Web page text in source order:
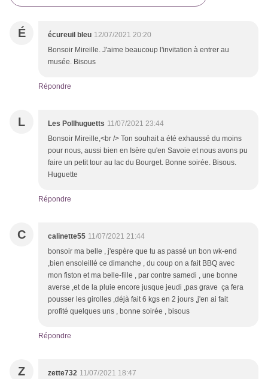
É écureuil bleu 12/07/2021 20:20
Bonsoir Mireille. J'aime beaucoup l'invitation à entrer au
musée. Bisous
Répondre
L Les Pollhuguetts 11/07/2021 23:44
Bonsoir Mireille,<br /> Ton souhait a été exhaussé du moins
pour nous, aussi bien en Isère qu'en Savoie et nous avons pu
faire un petit tour au lac du Bourget. Bonne soirée. Bisous.
Huguette
Répondre
C calinette55 11/07/2021 21:44
bonsoir ma belle , j'espère que tu as passé un bon wk-end
,bien ensoleillé ce dimanche , du coup on a fait BBQ avec
mon fiston et ma belle-fille , par contre samedi , une bonne
averse ,et de la pluie encore jusque jeudi ,pas grave ça fera
pousser les girolles ,déjà fait 6 kgs en 2 jours ,j'en ai fait
profité quelques uns , bonne soirée , bisous
Répondre
Z zette732 11/07/2021 18:47